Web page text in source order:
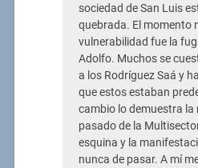
sociedad de San Luis
quebrada. El momento
vulnerabilidad fue la
Adolfo. Muchos se
a los Rodríguez Saá y
que estos estaban
cambio lo demuestra la
pasado de la
esquina y la
nunca de pasar. A mí